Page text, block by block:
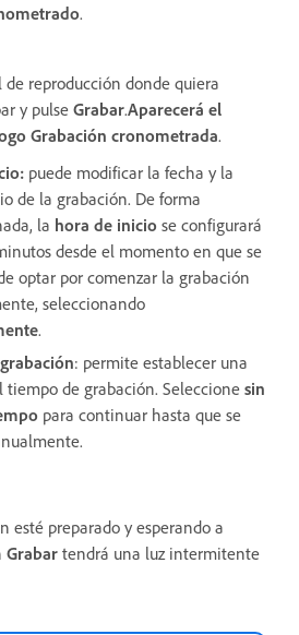
.
de reproducción donde quiera
y pulse Grabar.Aparecerá el
Grabación cronometrada.
puede modificar la fecha y la
de la grabación. De forma
la hora de inicio se configurará
desde el momento en que se
optar por comenzar la grabación
seleccionando
.
: permite establecer una
tiempo de grabación. Seleccione sin
para continuar hasta que se
esté preparado y esperando a
Grabar tendrá una luz intermitente